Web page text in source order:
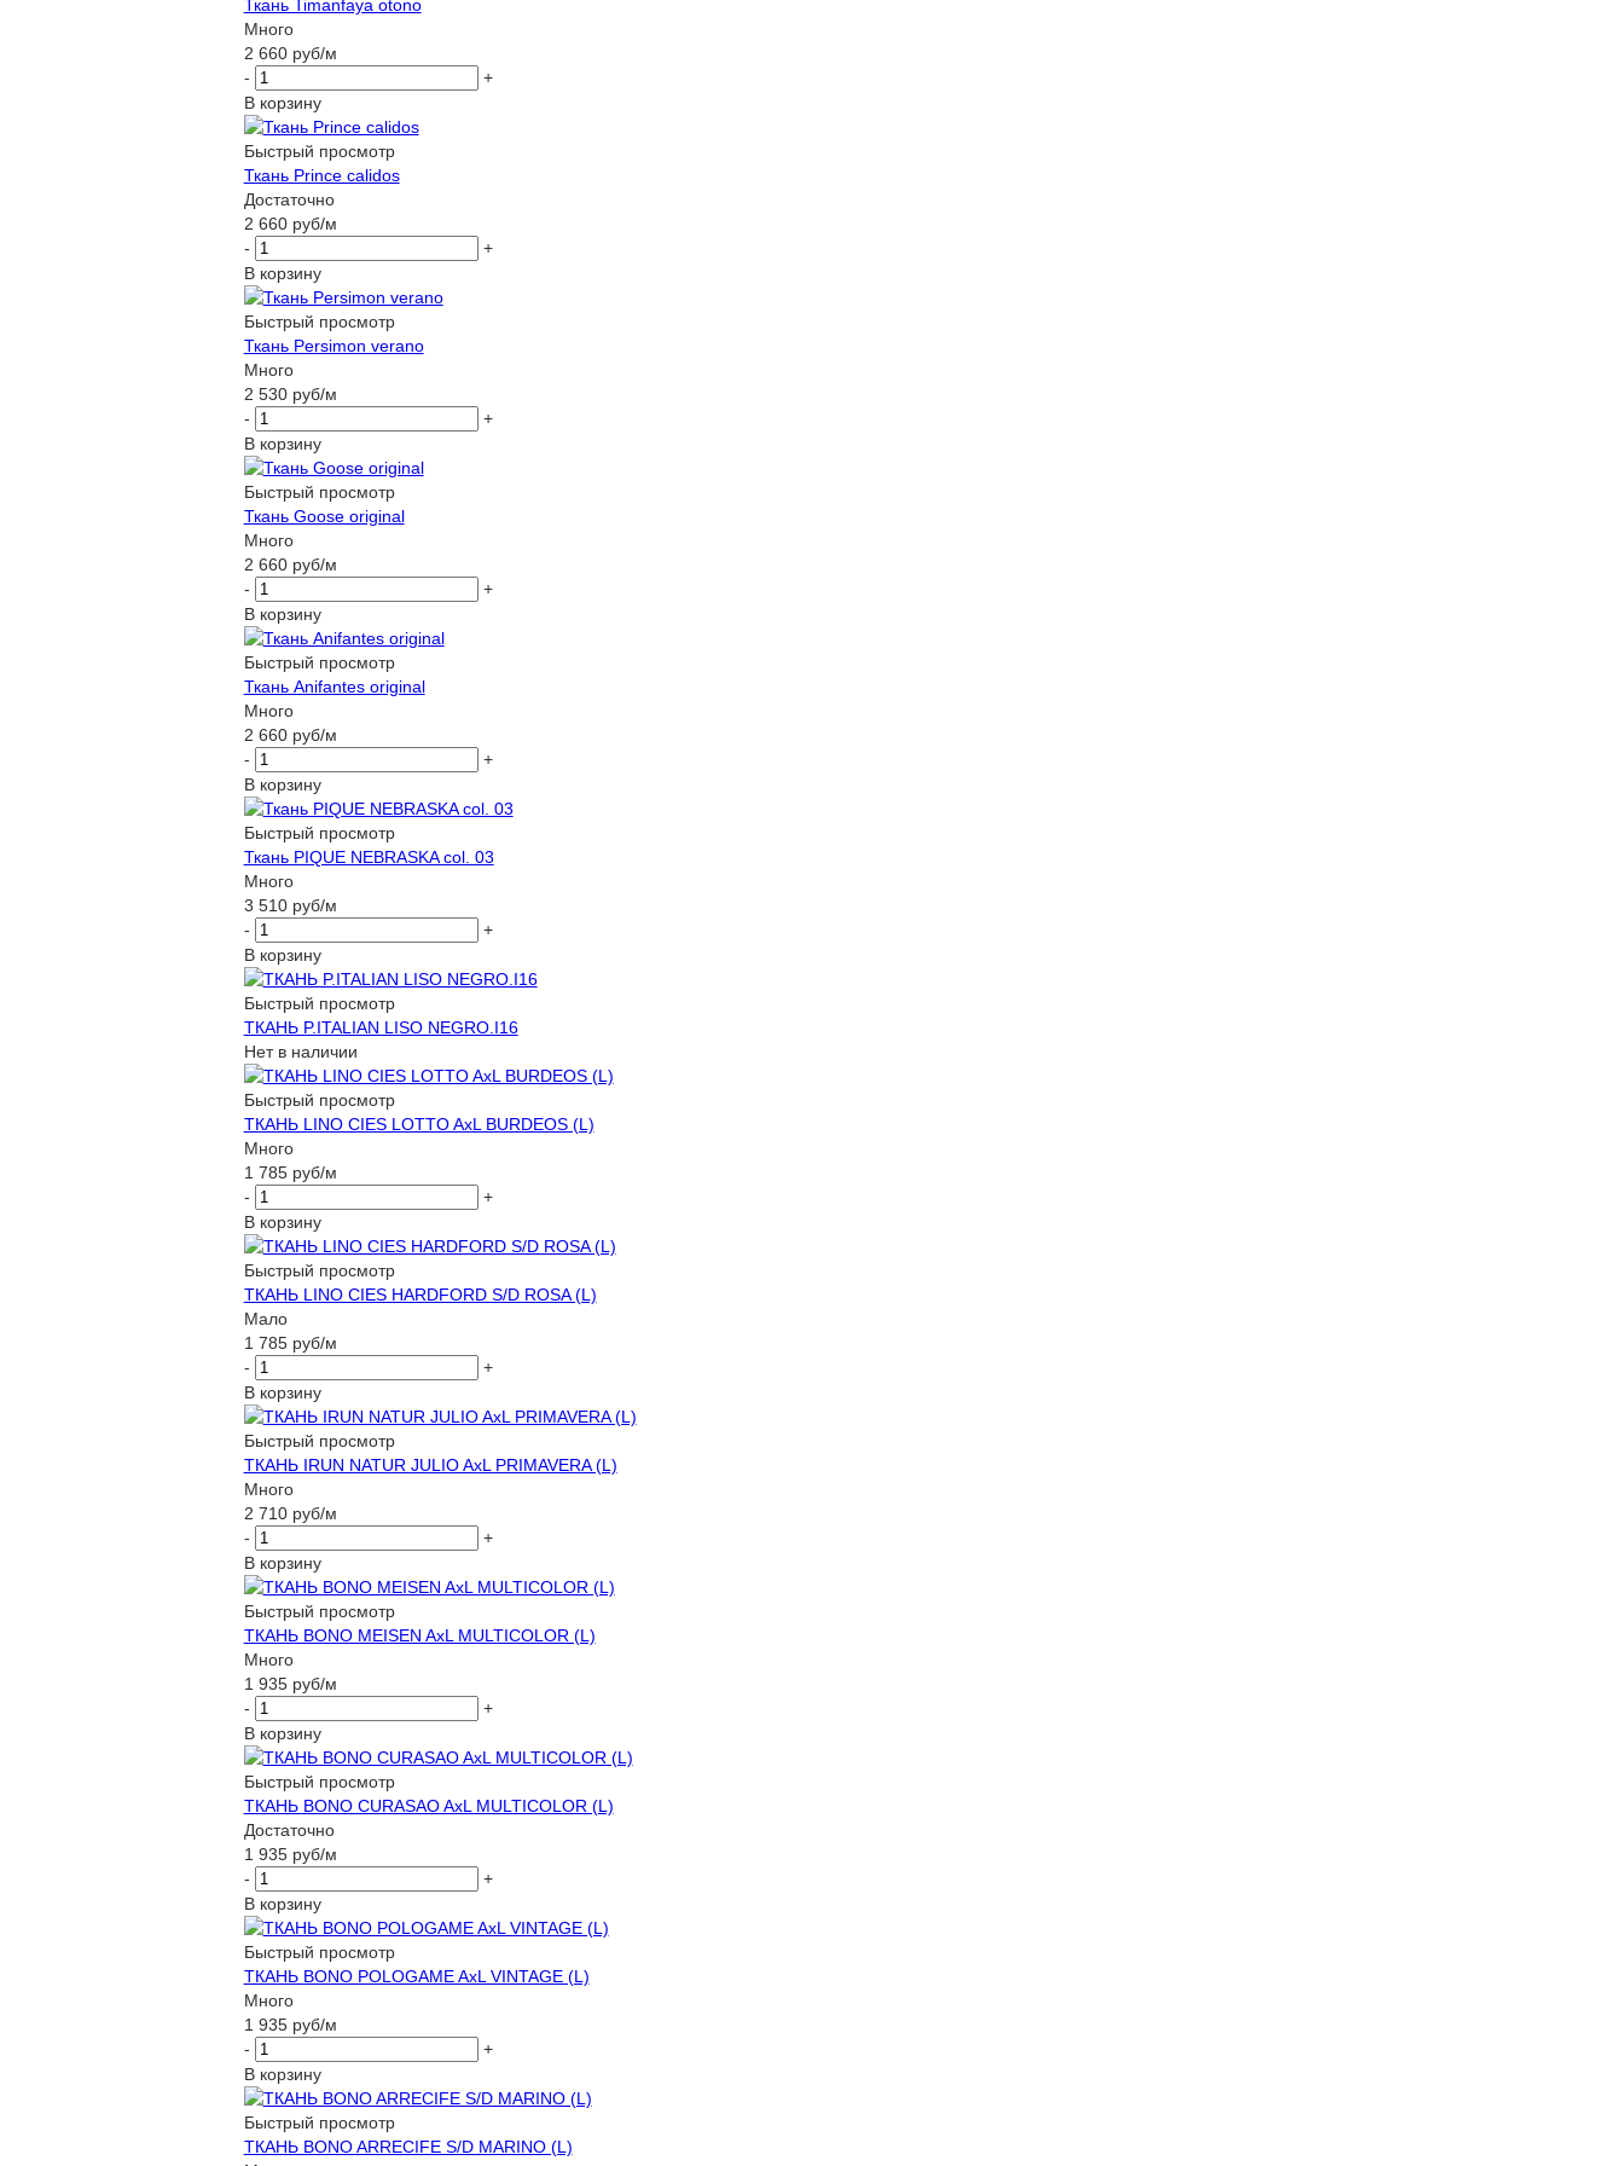
Ткань Timanfaya otono
Много
2 660руб/м
-
+
В корзину
Быстрый просмотр
Ткань Prince calidos
Достаточно
2 660руб/м
-
+
В корзину
Быстрый просмотр
Ткань Persimon verano
Много
2 530руб/м
-
+
В корзину
Быстрый просмотр
Ткань Goose original
Много
2 660руб/м
-
+
В корзину
Быстрый просмотр
Ткань Anifantes original
Много
2 660руб/м
-
+
В корзину
Быстрый просмотр
Ткань PIQUE NEBRASKA col. 03
Много
3 510руб/м
-
+
В корзину
Быстрый просмотр
ТКАНЬ P.ITALIAN LISO NEGRO.I16
Нет в наличии
Быстрый просмотр
ТКАНЬ LINO CIES LOTTO AxL BURDEOS (L)
Много
1 785руб/м
-
+
В корзину
Быстрый просмотр
ТКАНЬ LINO CIES HARDFORD S/D ROSA (L)
Мало
1 785руб/м
-
+
В корзину
Быстрый просмотр
ТКАНЬ IRUN NATUR JULIO AxL PRIMAVERA (L)
Много
2 710руб/м
-
+
В корзину
Быстрый просмотр
ТКАНЬ BONO MEISEN AxL MULTICOLOR (L)
Много
1 935руб/м
-
+
В корзину
Быстрый просмотр
ТКАНЬ BONO CURASAO AxL MULTICOLOR (L)
Достаточно
1 935руб/м
-
+
В корзину
Быстрый просмотр
ТКАНЬ BONO POLOGAME AxL VINTAGE (L)
Много
1 935руб/м
-
+
В корзину
Быстрый просмотр
ТКАНЬ BONO ARRECIFE S/D MARINO (L)